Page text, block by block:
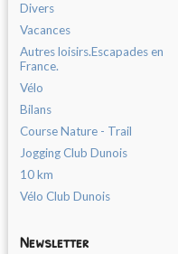
Divers
Vacances
Autres loisirs.Escapades en
France.
Vélo
Bilans
Course Nature - Trail
Jogging Club Dunois
10 km
Vélo Club Dunois
Newsletter